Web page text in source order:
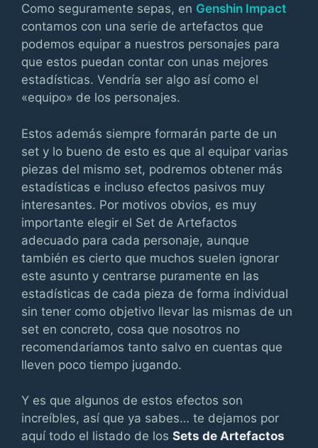
Como seguramente sepas, en Genshin Impact
contamos con una serie de artefactos que
podemos equipar a nuestros personajes para
que estos puedan contar con unas mejores
estadísticas. Vendría ser algo así como el
«equipo» de los personajes.
Estos además siempre formarán parte de un
set y lo bueno de esto es que al equipar varias
piezas del mismo set, podremos obtener más
estadísticas e incluso efectos pasivos muy
interesantes. Por motivos obvios, es muy
importante elegir el Set de Artefactos
adecuado para cada personaje, aunque
también es cierto que muchos suelen ignorar
este asunto y centrarse puramente en las
estadísticas de cada pieza de forma individual
sin tener como objetivo llevar las mismas de un
set en concreto, cosa que nosotros no
recomendaríamos tanto salvo en cuentas que
lleven poco tiempo jugando.
Y es que algunos de estos efectos son
increíbles, así que ya sabes… te dejamos por
aquí todo el listado de los Sets de Artefactos